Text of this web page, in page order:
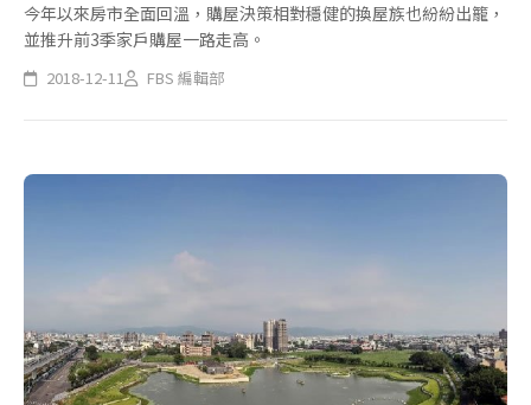
今年以來房市全面回溫，購屋決策相對穩健的換屋族也紛紛出籠，
並推升前3季家戶購屋一路走高。
2018-12-11 FBS 編輯部